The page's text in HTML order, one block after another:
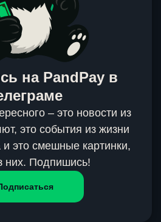
на PandPay в
– это новости из
это события из жизни
это смешные картинки,
них. Подпишись!